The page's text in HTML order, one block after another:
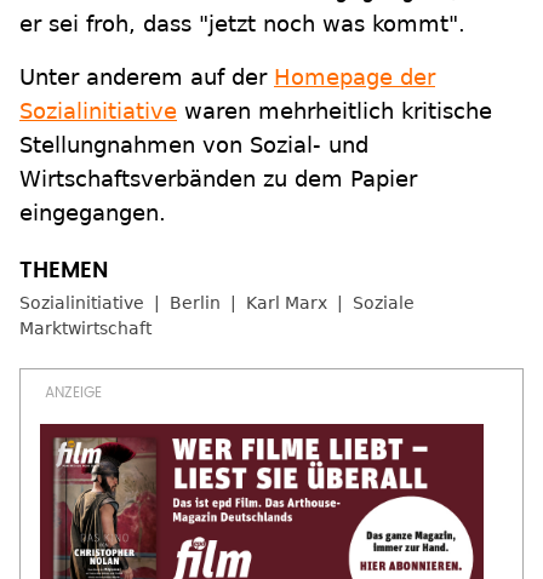
er sei froh, dass "jetzt noch was kommt".
Unter anderem auf der Homepage der
Sozialinitiative waren mehrheitlich kritische
Stellungnahmen von Sozial- und
Wirtschaftsverbänden zu dem Papier
eingegangen.
Sozialinitiative Berlin Karl Marx
Soziale
Marktwirtschaft